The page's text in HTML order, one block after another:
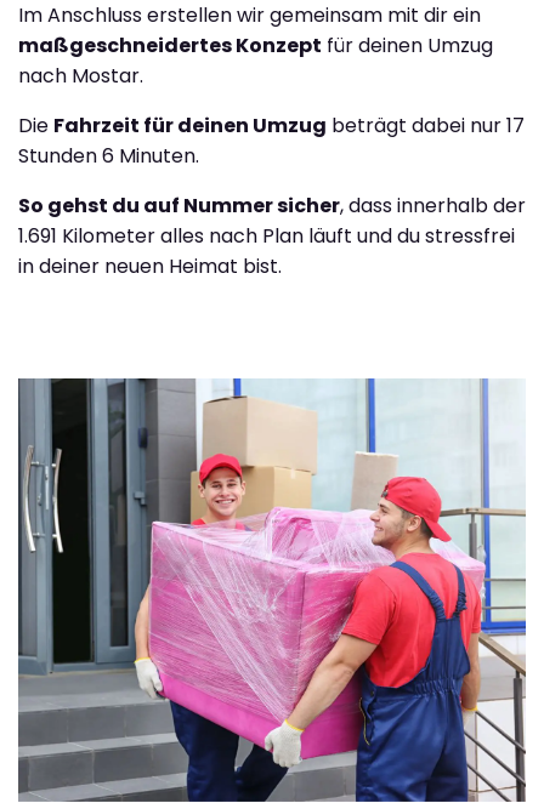
Im Anschluss erstellen wir gemeinsam mit dir ein
maßgeschneidertes Konzept für deinen Umzug
nach Mostar.
Die Fahrzeit für deinen Umzug beträgt dabei nur 17
Stunden 6 Minuten.
So gehst du auf Nummer sicher, dass innerhalb der
1.691 Kilometer alles nach Plan läuft und du stressfrei
in deiner neuen Heimat bist.